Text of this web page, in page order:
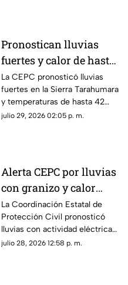
Pronostican lluvias
fuertes y calor de hasta
42 grados en
Chihuahua; aquí fechas
La CEPC pronosticó lluvias
fuertes en la Sierra Tarahumara
y temperaturas de hasta 42
grados centígrados en el norte
julio 29, 2026 02:05 p. m.
Alerta CEPC por lluvias
con granizo y calor
extremo en Chihuahua
La Coordinación Estatal de
Protección Civil pronosticó
lluvias con actividad eléctrica y
posible granizo en la Sierra
julio 28, 2026 12:58 p. m.